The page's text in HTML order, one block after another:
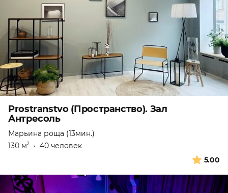
Prostranstvo (Пространство). Зал
Антресоль
Марьина роща (13мин.)
130 м2 • 40 человек
5.00